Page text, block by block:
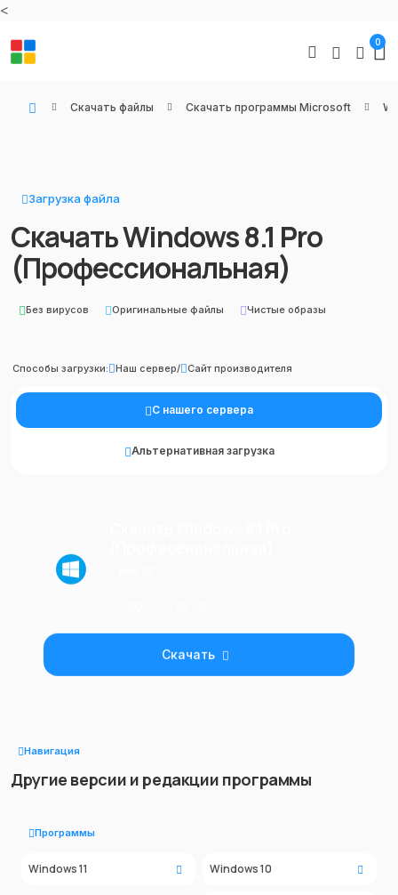
<
0
Скачать файлы Скачать программы Microsoft
Загрузка файла
Скачать Windows 8.1 Pro
(Профессиональная)
Без вирусов Оригинальные файлы Чистые образы
Способы загрузки: Наш сервер/ Сайт производителя
С нашего сервера
Альтернативная загрузка
Скачать
Навигация
Другие версии и редакции программы
Программы
Windows 11 Windows 10